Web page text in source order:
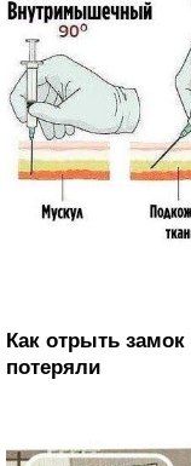
Как отрыть
потеряли